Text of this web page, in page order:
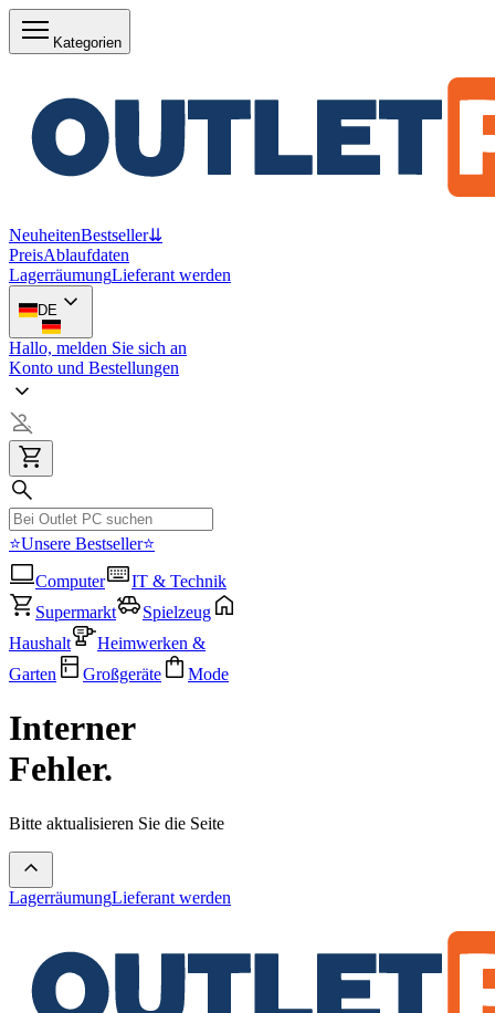
Kategorien
NeuheitenBestseller⇊
PreisAblaufdaten
LagerräumungLieferant werden
DE
Hallo, melden Sie sich an
Konto und Bestellungen
⭐Unsere Bestseller⭐
Computer
IT & Technik
Supermarkt
Spielzeug
Haushalt
Heimwerken &
Garten
Großgeräte Mode
Interner
Fehler.
Bitte aktualisieren Sie die Seite
LagerräumungLieferant werden